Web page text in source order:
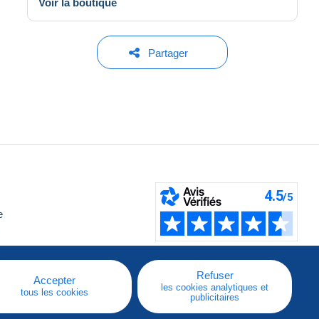
Voir la boutique
Partager
Accepter
tous les cookies
Refuser
les cookies analytiques et
publicitaires